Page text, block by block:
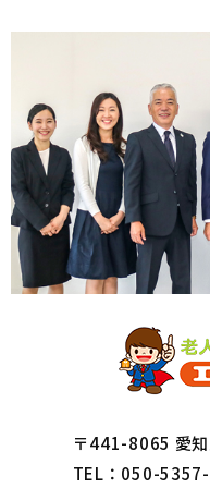
〒441-8065 愛
TEL：050-